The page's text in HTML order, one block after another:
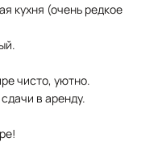
кухня (очень редкое
чисто, уютно.
в аренду.